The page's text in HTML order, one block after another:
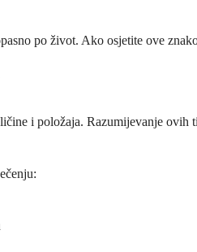
po život. Ako osjetite ove
i položaja. Razumijevanje